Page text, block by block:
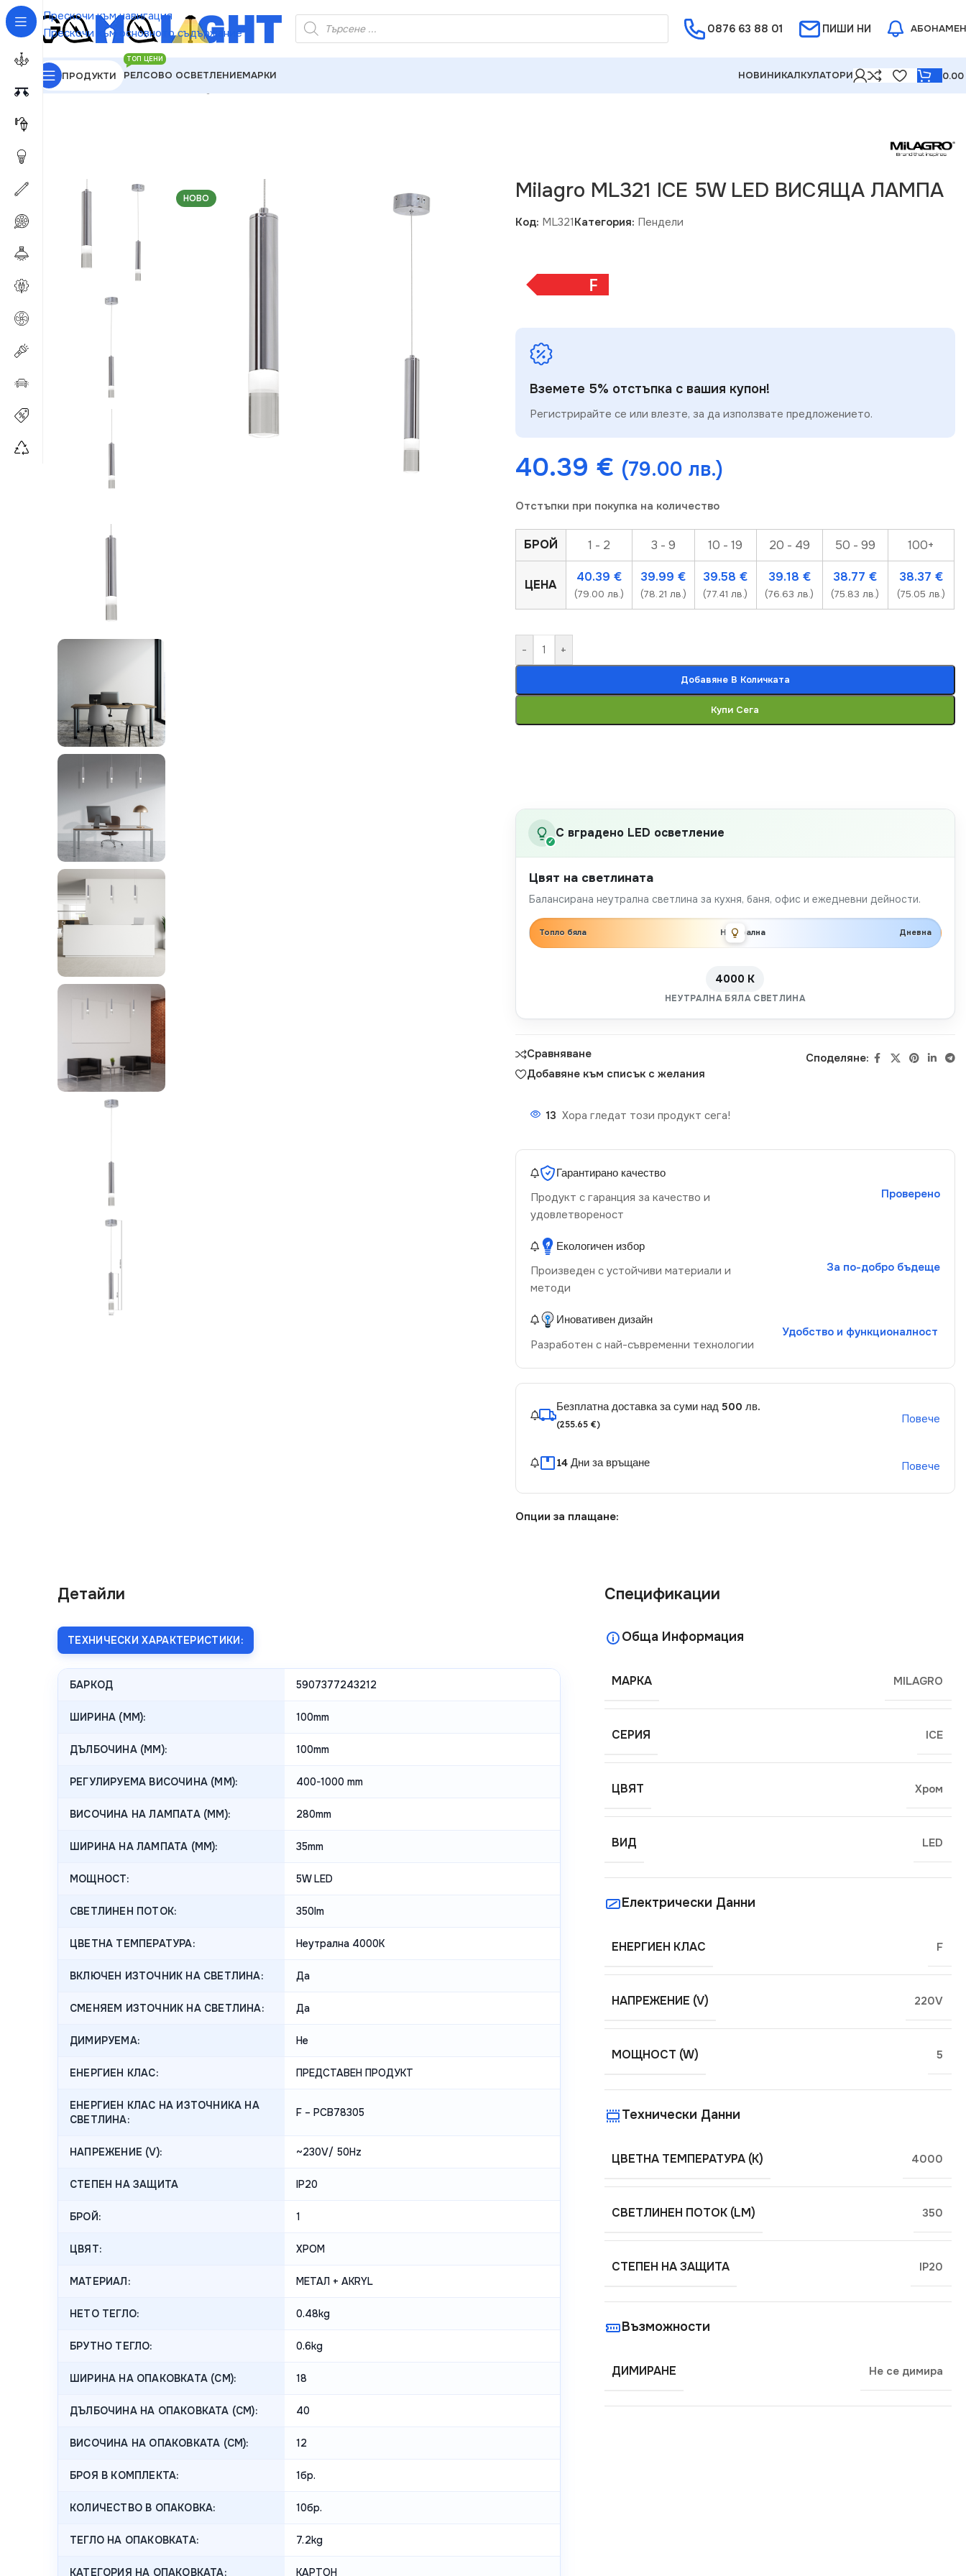
Прескочи към навигация
Прескочи към основното съдържание
ХЕЙ ТИ! РЕГИСТРИРАЙ СЕ И ВЗЕМИ КУПОН ЗА НАМАЛЕНИЕ ОТ 5% 0876 63 88 01 ПИШИ НИ
ПРОДУКТИ РЕЛСОВО ОСВЕТЛЕНИЕ
ТОП ЦЕНИ
МАРКИ НОВИНИКАЛКУЛАТОРИ 0.00
GAMALIGHT»
НОВО Milagro ML321 ICE 5W LED ВИСЯЩА ЛАМПА
Код: ML321Категория: Пендели
F
Вземете 5% отстъпка с вашия купон!
Регистрирайте се или влезте, за да използвате предложението.
40.39 € (79.00 лв.)
Отстъпки при покупка на количество
БРОЙ 1 - 2 3 - 9 10 - 19 20 - 49 50 - 99 100+
ЦЕНА
40.39 €
(79.00 лв.)
39.99€
(78.21 лв.)
39.58€
(77.41 лв.)
39.18 €
(76.63 лв.)
38.77€
(75.83 лв.)
38.37 €
(75.05 лв.)
- +
Добавяне В Количката
Купи Сега
✓
С вградено LED осветление
Цвят на светлината
Балансирана неутрална светлина за кухня, баня, офис и ежедневни дейности.
Топло бяла Неутрална Дневна
4000 K
НЕУТРАЛНА БЯЛА СВЕТЛИНА
Сравняване
Добавяне към списък с желания
Споделяне:
13 Хора гледат този продукт сега!
Гарантирано качество
Продукт с гаранция за качество и
удовлетвореност
Проверено
Екологичен избор
Произведен с устойчиви материали и
методи
За по-добро бъдеще
Иновативен дизайн
Разработен с най-съвременни технологии
Удобство и функционалност
Безплатна доставка за суми над 500 лв.
(255.65 €) Повече
14 Дни за връщане Повече
Опции за плащане:
Детайли
ТЕХНИЧЕСКИ ХАРАКТЕРИСТИКИ:
БАРКОД 5907377243212
ШИРИНА (MM): 100mm
ДЪЛБОЧИНА (MM): 100mm
РЕГУЛИРУЕМА ВИСОЧИНА (MM): 400-1000 mm
ВИСОЧИНА НА ЛАМПАТА (MM): 280mm
ШИРИНА НА ЛАМПАТА (MM): 35mm
МОЩНОСТ: 5W LED
СВЕТЛИНЕН ПОТОК: 350lm
ЦВЕТНА ТЕМПЕРАТУРА: Неутрална 4000K
ВКЛЮЧЕН ИЗТОЧНИК НА СВЕТЛИНА: Да
СМЕНЯЕМ ИЗТОЧНИК НА СВЕТЛИНА: Да
ДИМИРУЕМА: Не
ЕНЕРГИЕН КЛАС: ПРЕДСТАВЕН ПРОДУКТ
ЕНЕРГИЕН КЛАС НА ИЗТОЧНИКА НА
СВЕТЛИНА:
F – PCB78305
НАПРЕЖЕНИЕ (V): ~230V/ 50Hz
СТЕПЕН НА ЗАЩИТА IP20
БРОЙ: 1
ЦВЯТ: ХРОМ
МАТЕРИАЛ: МЕТАЛ + AKRYL
НЕТО ТЕГЛО: 0.48kg
БРУТНО ТЕГЛО: 0.6kg
ШИРИНА НА ОПАКОВКАТА (CM): 18
ДЪЛБОЧИНА НА ОПАКОВКАТА (CM): 40
ВИСОЧИНА НА ОПАКОВКАТА (СМ): 12
БРОЯ В КОМПЛЕКТА: 1бр.
КОЛИЧЕСТВО В ОПАКОВКА: 10бр.
ТЕГЛО НА ОПАКОВКАТА: 7.2kg
КАТЕГОРИЯ НА ОПАКОВКАТА: КАРТОН
Спецификации
Обща Информация
МАРКА MILAGRO
СЕРИЯ ICE
ЦВЯТ Хром
ВИД LED
Електрически Данни
ЕНЕРГИЕН КЛАС F
НАПРЕЖЕНИЕ (V) 220V
МОЩНОСТ (W) 5
Технически Данни
ЦВЕТНА ТЕМПЕРАТУРА (K) 4000
СВЕТЛИНЕН ПОТОК (LM) 350
СТЕПЕН НА ЗАЩИТА IP20
Възможности
ДИМИРАНЕ Не се димира